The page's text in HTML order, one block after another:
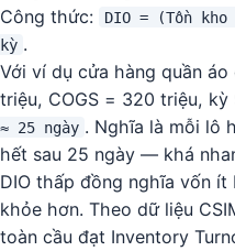
Công thức:
DIO = (Tồn kho
kỳ .
Với ví dụ cửa hàng quần
triệu, COGS = 320 triệu, kỳ
≈ 25 ngày . Nghĩa là mỗi lô
hết sau 25 ngày — khá
DIO thấp đồng nghĩa vốn
khỏe hơn. Theo dữ liệu
toàn cầu đạt Inventory